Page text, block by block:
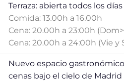
Terraza: abierta todos los
Comida: 13.00h a 16.00h
Cena: 20.00h a 23:00h
Cena: 20.00h a 24:00h (Vie y
Nuevo espacio
cenas bajo el cielo de Madrid